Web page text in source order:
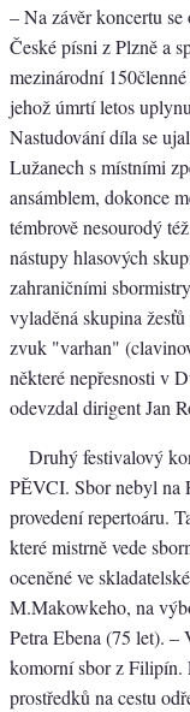
– Na závěr koncertu
České písni z Plzně a
mezinárodní
jehož úmrtí letos
Nastudování díla se
Lužanech s místními
ansámblem, dokonce
témbrově nesourodý
nástupy hlasových
zahraničními
vyladěná skupina
zvuk "varhan"
některé nepřesnosti v
odevzdal dirigent Jan
Druhý festivalový
PĚVCI. Sbor nebyl na
provedení repertoáru.
které mistrně vede
oceněné ve
M.Makowkeho, na
Petra Ebena (75 let).
komorní sbor z Filipín.
prostředků na cestu